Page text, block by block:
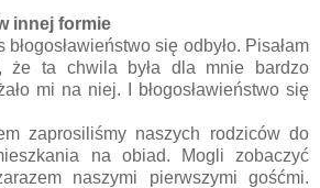
innej formie
się odbyło. Pisałam
że ta chwila była dla mnie bardzo
mi na niej. I błogosławieństwo się
zaprosiliśmy naszych rodziców do
na obiad. Mogli zobaczyć
naszymi pierwszymi gośćmi.